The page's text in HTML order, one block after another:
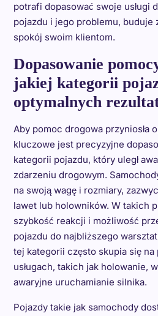
potrafi dopasować swoje usługi
pojazdu i jego problemu, buduje
spokój swoim klientom.
Dopasowanie
jakiej kategorii
optymalnych
Aby pomoc drogowa przyniosła
kluczowe jest precyzyjne
kategorii pojazdu, który uległ
zdarzeniu drogowym.
na swoją wagę i rozmiary,
lawet lub holowników. W takich
szybkość reakcji i możliwość
pojazdu do najbliższego
tej kategorii często skupia się
usługach, takich jak holowanie,
awaryjne uruchamianie silnika.
Pojazdy takie jak samochody